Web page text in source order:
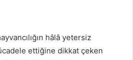
hâlâ yetersiz
ettiğine dikkat çeken